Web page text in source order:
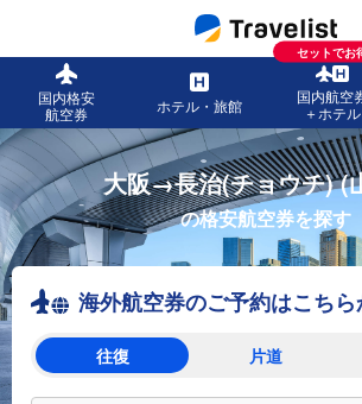
国内格安
航空券
ホテル・旅館
セットでお
国内航空
＋ホテル
大阪→長治(チョウチ) (
の格安航空券を探す
海外航空券のご予約はこち
往復 片道